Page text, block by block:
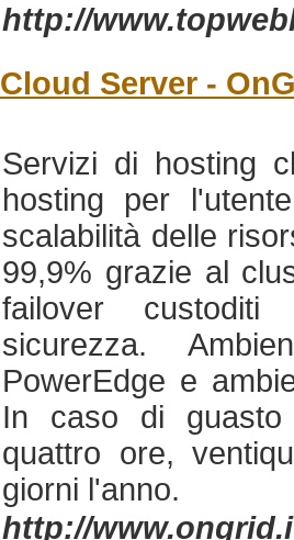
http://
Cloud Server -
Servizi di hosting
hosting per
scalabilità delle
99,9% grazie al
failover
sicurezza.
PowerEdge e
In caso di
quattro ore,
giorni l'anno.
http://